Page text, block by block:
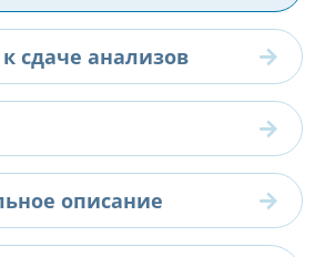
сдаче анализов
описание